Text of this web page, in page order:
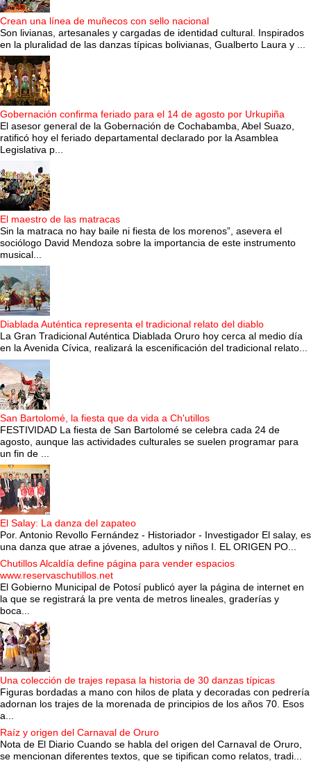
Crean una línea de muñecos con sello nacional
Son livianas, artesanales y cargadas de identidad cultural. Inspirados
en la pluralidad de las danzas típicas bolivianas, Gualberto Laura y ...
Gobernación confirma feriado para el 14 de agosto por Urkupiña
El asesor general de la Gobernación de Cochabamba, Abel Suazo,
ratificó hoy el feriado departamental declarado por la Asamblea
Legislativa p...
El maestro de las matracas
Sin la matraca no hay baile ni fiesta de los morenos”, asevera el
sociólogo David Mendoza sobre la importancia de este instrumento
musical...
Diablada Auténtica representa el tradicional relato del diablo
La Gran Tradicional Auténtica Diablada Oruro hoy cerca al medio día
en la Avenida Cívica, realizará la escenificación del tradicional relato...
San Bartolomé, la fiesta que da vida a Ch'utillos
FESTIVIDAD La fiesta de San Bartolomé se celebra cada 24 de
agosto, aunque las actividades culturales se suelen programar para
un fin de ...
El Salay: La danza del zapateo
Por. Antonio Revollo Fernández - Historiador - Investigador El salay, es
una danza que atrae a jóvenes, adultos y niños I. EL ORIGEN PO...
Chutillos Alcaldía define página para vender espacios
www.reservaschutillos.net
El Gobierno Municipal de Potosí publicó ayer la página de internet en
la que se registrará la pre venta de metros lineales, graderías y
boca...
Una colección de trajes repasa la historia de 30 danzas típicas
Figuras bordadas a mano con hilos de plata y decoradas con pedrería
adornan los trajes de la morenada de principios de los años 70. Esos
a...
Raíz y origen del Carnaval de Oruro
Nota de El Diario Cuando se habla del origen del Carnaval de Oruro,
se mencionan diferentes textos, que se tipifican como relatos, tradi...